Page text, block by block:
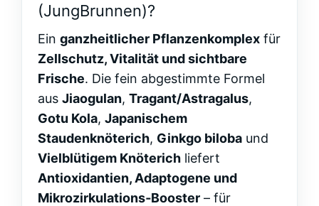
(JungBrunnen)?
Ein ganzheitlicher Pflanzenkomplex für
Zellschutz, Vitalität und sichtbare
Frische. Die fein abgestimmte Formel
aus Jiaogulan, Tragant/Astragalus,
Gotu Kola, Japanischem
Staudenknöterich, Ginkgo biloba und
Vielblütigem Knöterich liefert
Antioxidantien, Adaptogene und
Mikrozirkulations‑Booster – für